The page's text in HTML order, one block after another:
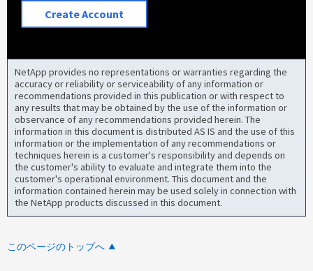
Create Account
NetApp provides no representations or warranties regarding the
accuracy or reliability or serviceability of any information or
recommendations provided in this publication or with respect to
any results that may be obtained by the use of the information or
observance of any recommendations provided herein. The
information in this document is distributed AS IS and the use of this
information or the implementation of any recommendations or
techniques herein is a customer's responsibility and depends on
the customer's ability to evaluate and integrate them into the
customer's operational environment. This document and the
information contained herein may be used solely in connection with
the NetApp products discussed in this document.
このページのトップへ